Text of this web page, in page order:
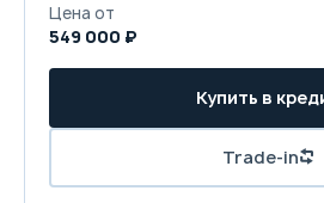
Цена от
549 000 ₽
Купить в
Trade-in